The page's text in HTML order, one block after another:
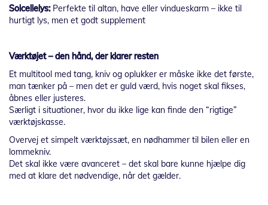
Solcellelys:Perfekte til altan, have eller vindueskarm – ikke til
hurtigt lys, men et godt supplement
Værktøjet – den hånd, der klarer resten
Et multitool med tang, kniv og oplukker er måske ikke det første,
man tænker på – men det er guld værd, hvis noget skal fikses,
åbnes eller justeres.
Særligt i situationer, hvor du ikke lige kan finde den “rigtige”
værktøjskasse.
Overvej et simpelt værktøjssæt, en nødhammer til bilen eller en
lommekniv.
Det skal ikke være avanceret – det skal bare kunne hjælpe dig
med at klare det nødvendige, når det gælder.